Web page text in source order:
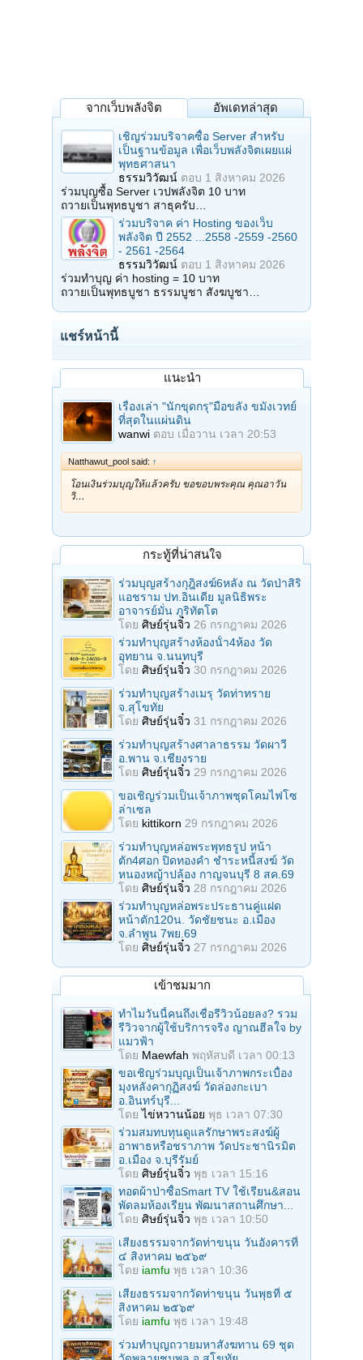
จากเว็บพลังจิต อัพเดทล่าสุด
เชิญร่วมบริจาคซื้อ Server สำหรับ
เป็นฐานข้อมูล เพื่อเว็บพลังจิตเผยแผ่
พุทธศาสนา
ธรรมวิวัฒน์ ตอบ 1 สิงหาคม 2026
ร่วมบุญซื้อ Server เวปพลังจิต 10 บาท
ถวายเป็นพุทธบูชา สาธุครับ…
ร่วมบริจาค ค่า Hosting ของเว็บ
พลังจิต ปี 2552 ...2558 -2559 -2560
- 2561 -2564
ธรรมวิวัฒน์ ตอบ 1 สิงหาคม 2026
ร่วมทำบุญ ค่า hosting = 10 บาท
ถวายเป็นพุทธบูชา ธรรมบูชา สังฆบูชา…
แชร์หน้านี้
แนะนำ
เรื่องเล่า "นักขุดกรุ"มือขลัง ขมังเวทย์
ที่สุดในแผ่นดิน
wanwi ตอบ เมื่อวาน เวลา 20:53
Natthawut_pool said: ↑
โอนเงินร่วมบุญให้แล้วครับ ขอขอบพระคุณ คุณอาวัน
วิ…
กระทู้ที่น่าสนใจ
ร่วมบุญสร้างกุฎิสงฆ์6หลัง ณ วัดป่าสิริ
แอชราม ปท.อินเดีย มูลนิธิพระ
อาจารย์มั่น ภูริทัตโต
โดย ศิษย์รุ่นจิ๋ว 26 กรกฎาคม 2026
ร่วมทําบุญสร้างห้องนั้า4ห้อง วัด
อุทยาน จ.นนทบุรี
โดย ศิษย์รุ่นจิ๋ว 30 กรกฎาคม 2026
ร่วมทําบุญสร้างเมรุ วัดท่าทราย
จ.สุโขทัย
โดย ศิษย์รุ่นจิ๋ว 31 กรกฎาคม 2026
ร่วมทําบุญสร้างศาลาธรรม วัดผาวี
อ.พาน จ.เชียงราย
โดย ศิษย์รุ่นจิ๋ว 29 กรกฎาคม 2026
ขอเชิญร่วมเป็นเจ้าภาพชุดโคมไฟโซ
ล่าเซล
โดย kittikorn 29 กรกฎาคม 2026
ร่วมทําบุญหล่อพระพุทธรูป หน้า
ตัก4ศอก ปิดทองคํา ชําระหนี้สงฆ์ วัด
หนองหญ้าปล้อง กาญจนบุรี 8 สค.69
โดย ศิษย์รุ่นจิ๋ว 28 กรกฎาคม 2026
ร่วมทําบุญหล่อพระประธานคู่แฝด
หน้าตัก120น. วัดชัยชนะ อ.เมือง
จ.ลำพูน 7พย.69
โดย ศิษย์รุ่นจิ๋ว 27 กรกฎาคม 2026
เข้าชมมาก
ทำไมวันนี้คนถึงเชื่อรีวิวน้อยลง? รวม
รีวิวจากผู้ใช้บริการจริง ญาณฮีลใจ by
แมวฟ้า
โดย Maewfah พฤหัสบดี เวลา 00:13
ขอเชิญร่วมบุญเป็นเจ้าภาพกระเบื้อง
มุงหลังคากุฏิสงฆ์ วัดล่องกะเบา
อ.อินทร์บุรี...
โดยไข่หวานน้อย พุธ เวลา 07:30
ร่วมสมทบทุนดูแลรักษาพระสงฆ์ผู้
อาพาธหรือชราภาพ วัดประชานิรมิต
อ.เมือง จ.บุรีรัมย์
โดย ศิษย์รุ่นจิ๋ว พุธ เวลา 15:16
ทอดผ้าป่าซื้อSmart TV ใช้เรียน&สอน
พัดลมห้องเรียน พัฒนาสถานศึกษา...
โดย ศิษย์รุ่นจิ๋ว พุธ เวลา 10:50
เสียงธรรมจากวัดท่าขนุน วันอังคารที่
๔ สิงหาคม ๒๕๖๙
โดย iamfu พุธ เวลา 10:36
เสียงธรรมจากวัดท่าขนุน วันพุธที่ ๕
สิงหาคม ๒๕๖๙
โดย iamfu พุธ เวลา 19:48
ร่วมทําบุญถวายมหาสังฆทาน 69 ชุด